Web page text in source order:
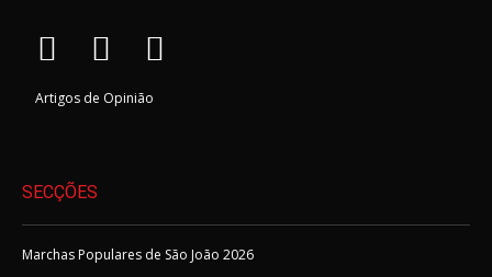
Artigos de Opinião
SECÇÕES
Marchas Populares de São João 2026